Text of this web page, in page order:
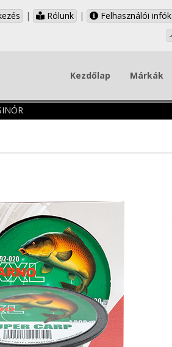
| Rólunk | Felhasználói infók
Kezdőlap Márkák